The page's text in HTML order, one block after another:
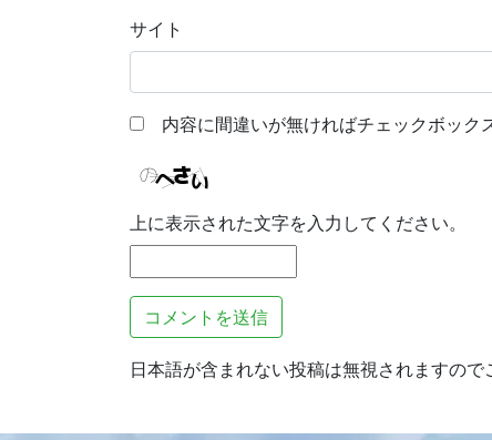
サイト
内容に間違いが無ければチェックボック
上に表示された文字を入力してください。
日本語が含まれない投稿は無視されますので